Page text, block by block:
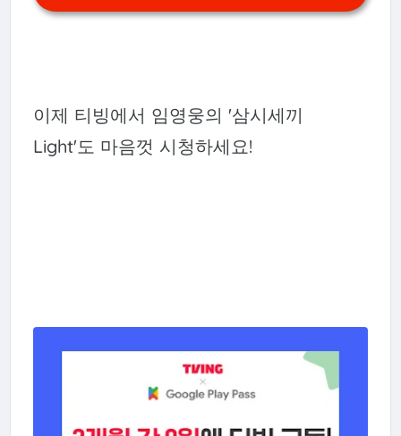
이제 티빙에서 임영웅의 '삼시세끼
Light'도 마음껏 시청하세요!